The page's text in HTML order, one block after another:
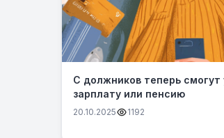
С должников теперь
зарплату или пенсию
20.10.2025 1192